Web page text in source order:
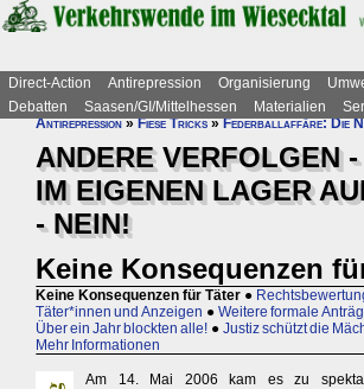
Direct-Action Antirepression Organisierung
Debatten
Saasen/GI/Mittelhessen Materialien
Antirepression»Fiese Tricks»Federballaffäre: Die
ANDERE VERFOLGEN
IM EIGENEN LAGER
- NEIN!
Keine Konsequenzen
Keine Konsequenzen für Täter ●
Täter*innen und Anzeigen ● Weitere formale
Über ein Jahr blockten alle! ● Justiz schützt die
Mehr Informationen
Am 14. Mai 2006 kam es zu